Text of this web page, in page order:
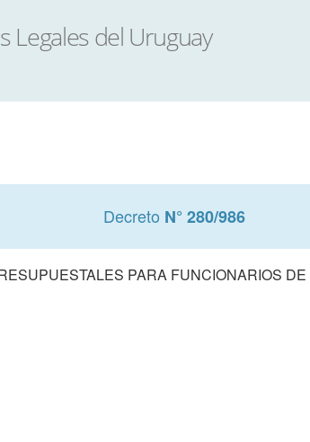
Decreto N° 280/986
PARA FUNCIONARIOS